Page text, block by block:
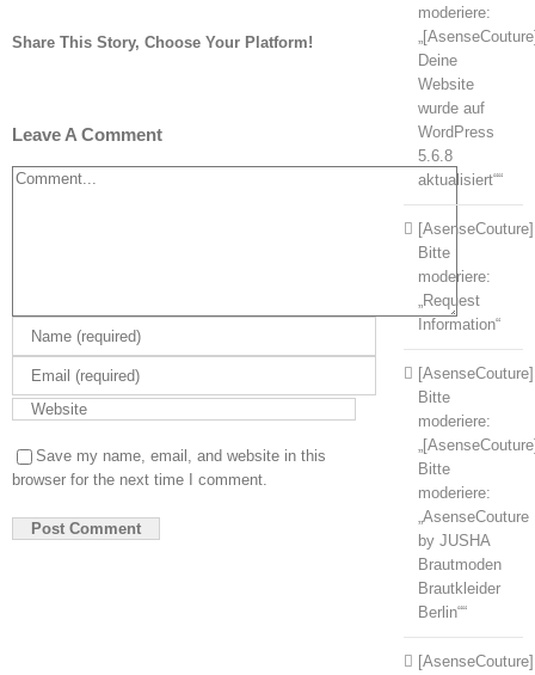
Share This Story, Choose Your Platform!
Leave A Comment
Comment
Save my name, email, and website in this
browser for the next time I comment.
moderiere:
Deine
Website
wurde auf
WordPress
5.6.8
aktualisiert““
[AsenseCouture]
Bitte
moderiere:
„Request
Information“
[AsenseCouture]
Bitte
moderiere:
Bitte
moderiere:
„AsenseCouture
by JUSHA
Brautmoden
Brautkleider
Berlin““
[AsenseCouture]